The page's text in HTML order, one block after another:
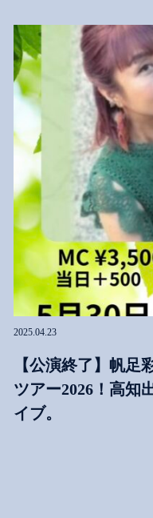
2025.04.23
【公演終了】帆足
ツアー2026！高知
イブ。